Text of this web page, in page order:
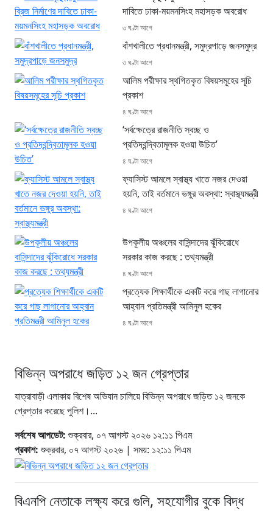
দাবিতে ঢাকা-ময়মনসিংহ মহাসড়ক অবরোধ
৩ ঘণ্টা আগে
বাঁশখালীতে প্রধানমন্ত্রী, সমুদ্রপাড়ে জনসমুদ্র
৩ ঘণ্টা আগে
আলিম পরীক্ষার স্থগিতকৃত বিষয়সমূহের সূচি
প্রকাশ
৪ ঘণ্টা আগে
‘সর্বক্ষেত্রে রাজনীতি স্বচ্ছ ও
প্রতিদ্বন্দ্বিতামূলক হওয়া উচিত’
৪ ঘণ্টা আগে
ফ্যাসিস্ট আমলে স্বাস্থ্য খাতে নজর দেওয়া
হয়নি, তাই বর্তমানে ভঙ্গুর অবস্থা: স্বাস্থ্যমন্ত্রী
৪ ঘণ্টা আগে
উপকূলীয় অঞ্চলের বাসিন্দাদের ঝুঁকিরোধে
সরকার কাজ করছে : তথ্যমন্ত্রী
৪ ঘণ্টা আগে
প্রত্যেক শিক্ষার্থীকে একটি করে গাছ লাগানোর
আহ্বান প্রতিমন্ত্রী আমিনুল হকের
৪ ঘণ্টা আগে
বিভিন্ন অপরাধে জড়িত ১২ জন গ্রেপ্তার
যাত্রাবাড়ী এলাকায় বিশেষ অভিযান চালিয়ে বিভিন্ন অপরাধে জড়িত ১২ জনকে
গ্রেপ্তার করেছে পুলিশ।...
সর্বশেষ আপডেট:শুক্রবার, ০৭ আগস্ট ২০২৬ ১২:১১ পিএম
প্রকাশ:শুক্রবার, ০৭ আগস্ট ২০২৬ | সময়: ১২:১১ পিএম
বিএনপি নেতাকে লক্ষ্য করে গুলি, সহযোগীর বুকে বিদ্ধ